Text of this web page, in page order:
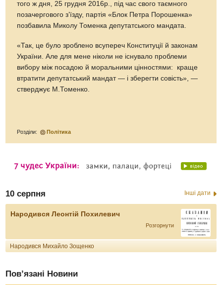
того ж дня, 25 грудня 2016р., під час свого таємного
позачергового з’їзду, партія «Блок Петра Порошенка»
позбавила Миколу Томенка депутатського мандата.
«Так, це було зроблено всупереч Конституції й законам
України. Але для мене ніколи не існувало проблеми
вибору між посадою й моральними цінностями: краще
втратити депутатський мандат — і зберегти совість», —
стверджує М.Томенко.
Розділи: Політика
10 серпня Інші дати
Народився Леонтій Похилевич
Розгорнути
Народився Михайло Зощенко
Пов’язані Новини